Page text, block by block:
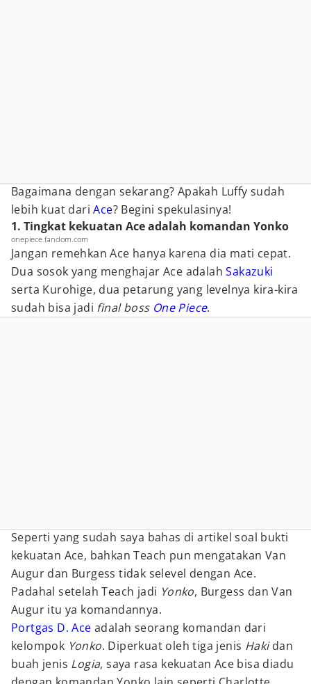
Bagaimana dengan sekarang? Apakah Luffy sudah
lebih kuat dariAce? Begini spekulasinya!
1. Tingkat kekuatan Ace adalah komandan Yonko
onepiece.fandom.com
Jangan remehkan Ace hanya karena dia mati cepat.
Dua sosok yang menghajar Ace adalahSakazuki
serta Kurohige, dua petarung yang levelnya kira-kira
sudah bisa jadi final boss One Piece.
Seperti yang sudah saya bahas di artikel soal bukti
kekuatan Ace, bahkan Teach pun mengatakan Van
Augur dan Burgess tidak selevel dengan Ace.
Padahal setelah Teach jadi Yonko, Burgess dan Van
Augur itu ya komandannya.
Portgas D. Ace adalah seorang komandan dari
kelompok Yonko. Diperkuat oleh tiga jenis Hakidan
buah jenis Logia, saya rasa kekuatan Ace bisa diadu